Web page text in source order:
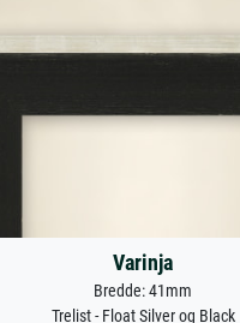
Varinja
Bredde: 41mm
Trelist - Float Silver og Black